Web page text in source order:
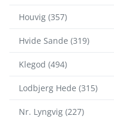
Houvig (357)
Hvide Sande (319)
Klegod (494)
Lodbjerg Hede (315)
Nr. Lyngvig (227)